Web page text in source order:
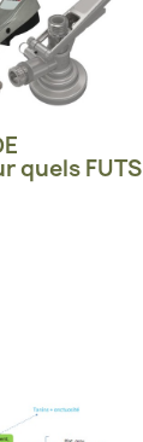
quels FUTS